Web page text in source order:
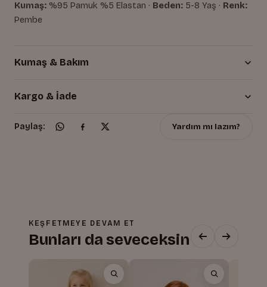
Kumaş: %95 Pamuk %5 Elastan · Beden: 5-8 Yaş · Renk:
Pembe
Kumaş & Bakım
Kargo & İade
Paylaş: Yardım mı lazım?
KEŞFETMEYE DEVAM ET
Bunları da seveceksin